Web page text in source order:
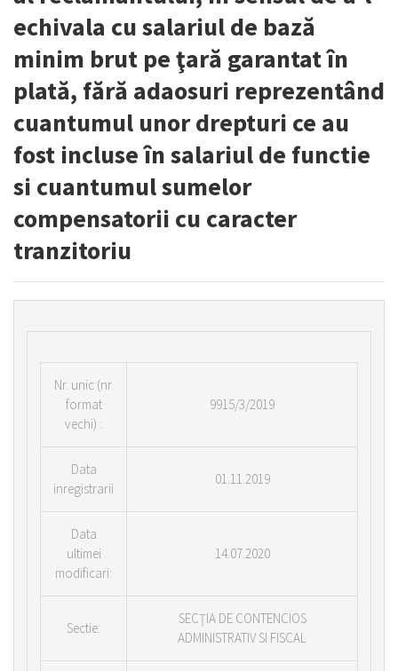
echivala cu salariul de bază
minim brut pe ţară garantat în
plată, fără adaosuri reprezentând
cuantumul unor drepturi ce au
fost incluse în salariul de functie
si cuantumul sumelor
compensatorii cu caracter
tranzitoriu
Nr. unic (nr.
format
vechi) :
9915/3/2019
Data
inregistrarii
01.11.2019
Data
ultimei
modificari:
14.07.2020
Sectie:
SECŢIA DE CONTENCIOS
ADMINISTRATIV SI FISCAL